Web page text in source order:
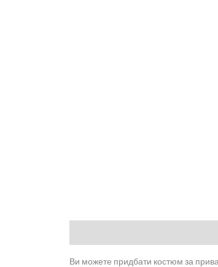
Ви можете придбати костюм за